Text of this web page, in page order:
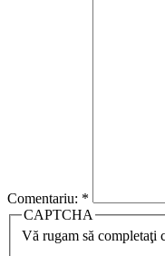
Comentariu: *
CAPTCHA
Vă rugam să completaţi